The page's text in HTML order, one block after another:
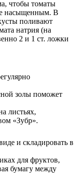
чтобы томаты
насыщенным. В
поливают
натрия (на
2 и 1 ст. ложки
золы поможет
листьях,
«Зубр».
и складировать в
для фруктов,
бумагу между